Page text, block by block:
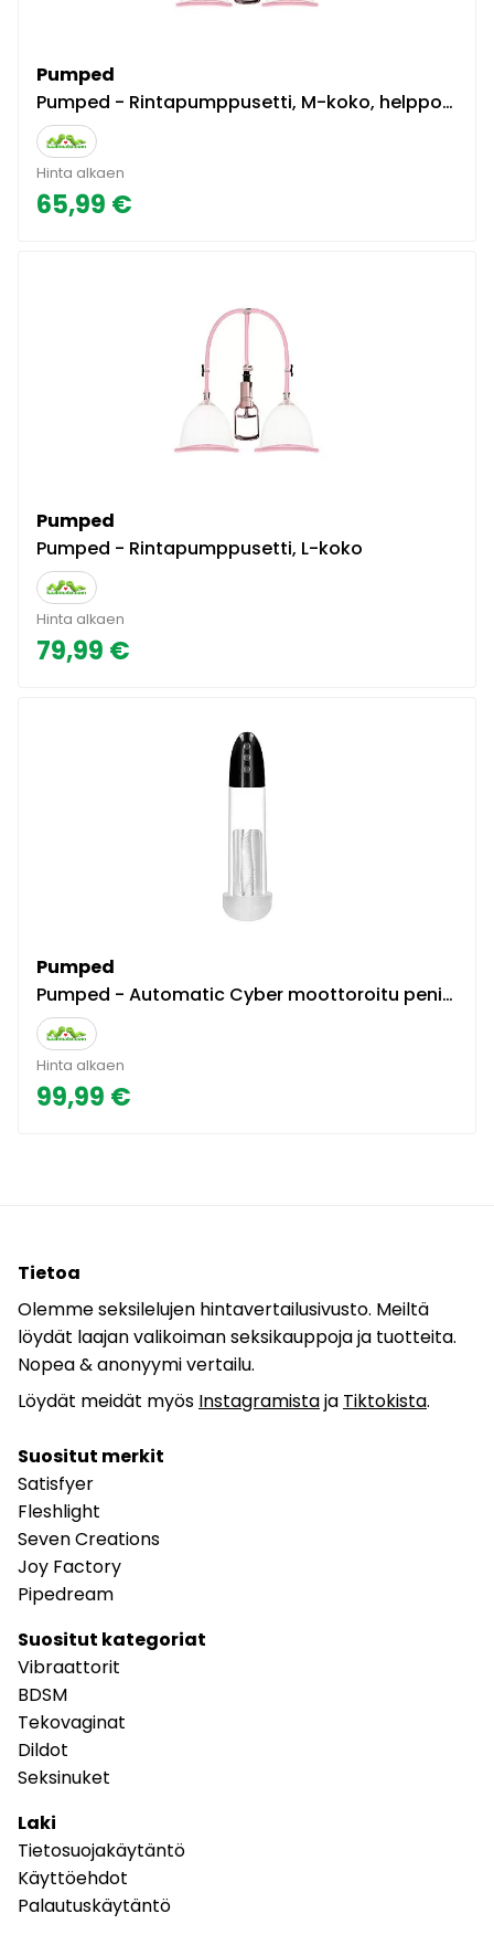
Pumped
Pumped - Rintapumppusetti, M-koko, helppokäyttöinen, tehokas, pinkki
Hinta alkaen
65,99 €
Pumped
Pumped - Rintapumppusetti, L-koko
Hinta alkaen
79,99 €
Pumped
Pumped - Automatic Cyber moottoroitu penispumppu
Hinta alkaen
99,99 €
Tietoa
Olemme seksilelujen hintavertailusivusto. Meiltä
löydät laajan valikoiman seksikauppoja ja tuotteita.
Nopea & anonyymi vertailu.
Löydät meidät myös Instagramistaja Tiktokista.
Suositut merkit
Satisfyer
Fleshlight
Seven Creations
Joy Factory
Pipedream
Suositut kategoriat
Vibraattorit
BDSM
Tekovaginat
Dildot
Seksinuket
Laki
Tietosuojakäytäntö
Käyttöehdot
Palautuskäytäntö